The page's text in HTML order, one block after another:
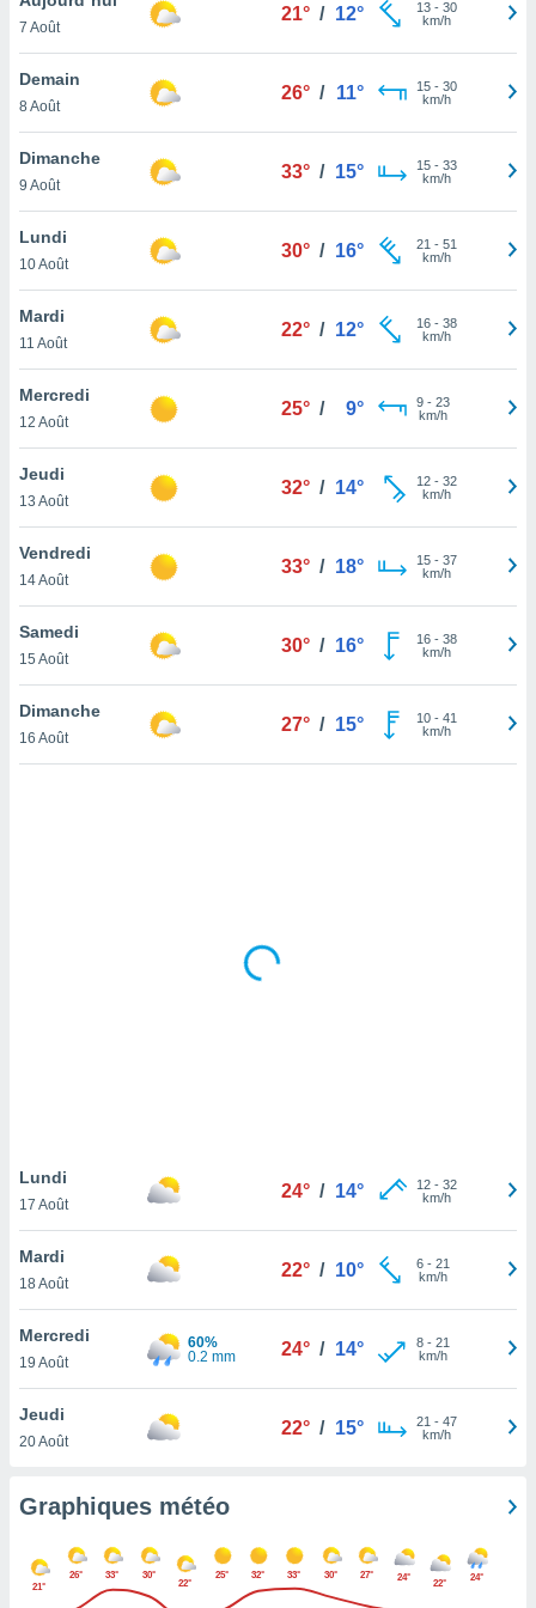
et
»,
au
vous
qu'ils
ou
le
ainsi
un
la
du
en
de
pas
de
à
cas,
que
sur le
ne
7 Août
21° / 12° 13- 30
km/h
Demain
8 Août
26° / 11° 15- 30
km/h
Dimanche
9 Août
33° / 15° 15- 33
km/h
Lundi
10 Août
30° / 16° 21 - 51
km/h
Mardi
11 Août
22° / 12° 16- 38
km/h
Mercredi
12 Août
25° / 9° 9- 23
km/h
Jeudi
13 Août
32° / 14° 12- 32
km/h
Vendredi
14 Août
33° / 18° 15- 37
km/h
Samedi
15 Août
30° / 16° 16- 38
km/h
Dimanche
16 Août
27° / 15° 10- 41
km/h
Lundi
17 Août
24° / 14° 12- 32
km/h
Mardi
18 Août
22° / 10° 6- 21
km/h
Mercredi
19 Août
60%
0.2 mm
24° / 14° 8- 21
km/h
Jeudi
20 Août
22° / 15° 21 - 47
km/h
Graphiques météo
21°
26° 33° 30°
22°
25° 32° 33° 30° 27° 24°
22°
24°